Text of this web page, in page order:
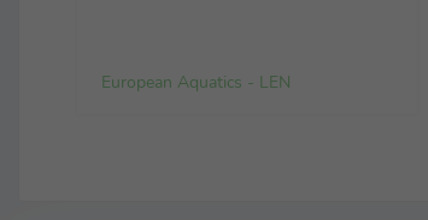
European Aquatics - LEN